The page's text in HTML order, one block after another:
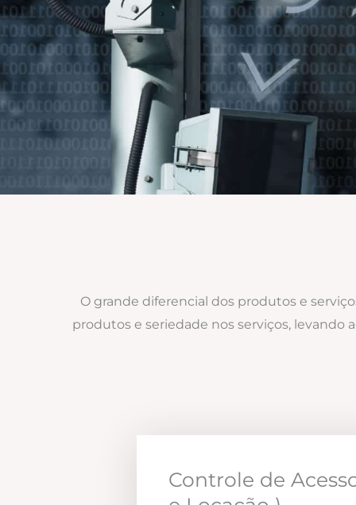
O grande diferencial dos produtos e
produtos e seriedade nos serviços, levando
Controle de